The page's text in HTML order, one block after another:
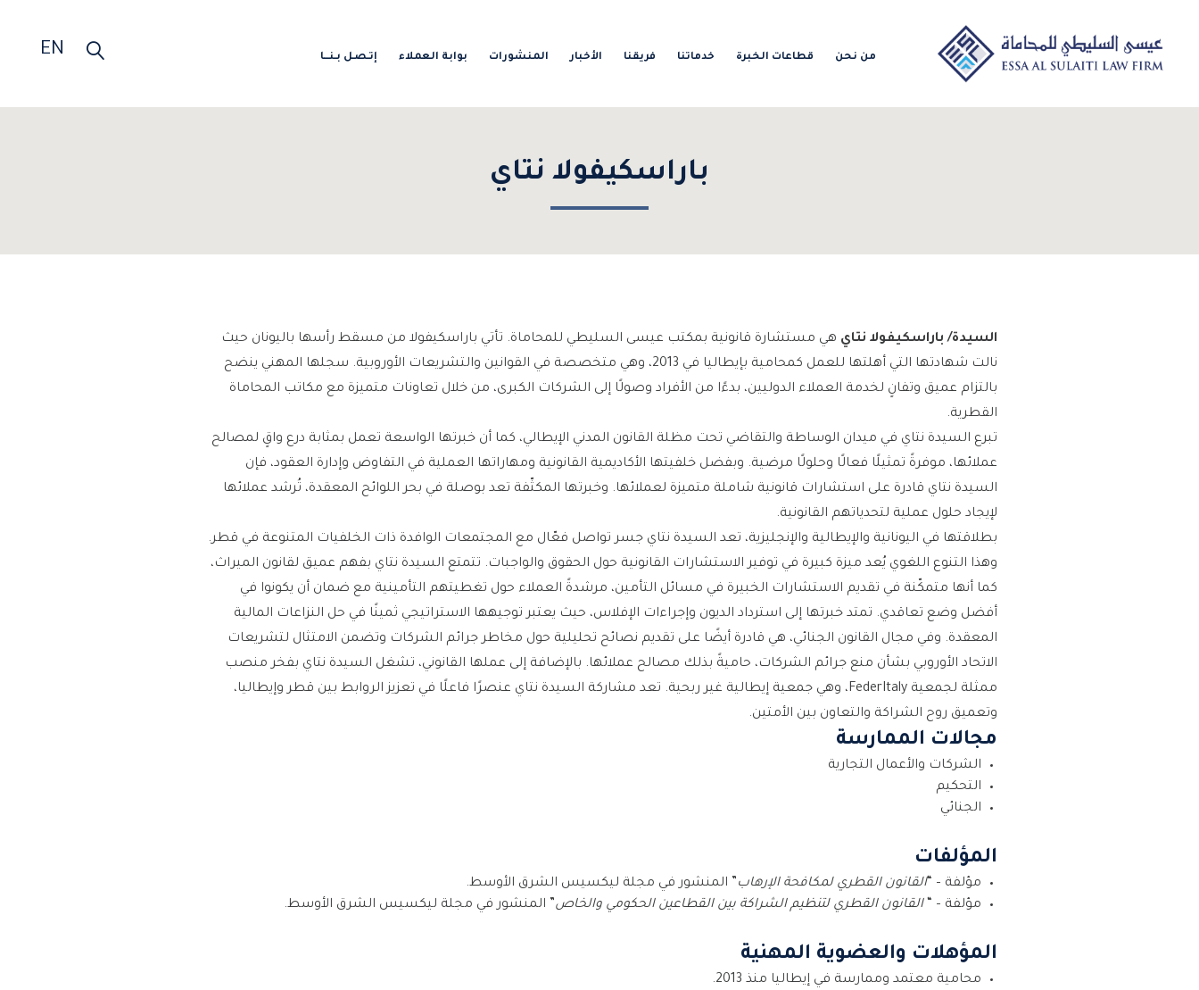
من نحن قطاعات الخبرة خدماتنا فريقنا الأخبار المنشورات بوابة العملاء إتـصـل بـنـــا EN
باراسكيفولا نتاي
السيدة/ باراسكيفولا نتاي هي مستشارة قانونية بمكتب عيسى السليطي للمحاماة. تأتي باراسكيفولا من مسقط رأسها باليونان حيث
نالت شهادتها التي أهلتها للعمل كمحامية بإيطاليا في 2013، وهي متخصصة في القوانين والتشريعات الأوروبية. سجلها المهني ينضح
بالتزام عميق وتفانٍ لخدمة العملاء الدوليين، بدءًا من الأفراد وصولًا إلى الشركات الكبرى، من خلال تعاونات متميزة مع مكاتب المحاماة
القطرية.
تبرع السيدة نتاي في ميدان الوساطة والتقاضي تحت مظلة القانون المدني الإيطالي، كما أن خبرتها الواسعة تعمل بمثابة درع واقٍ لمصالح
عملائها، موفرةً تمثيلًا فعالًا وحلولًا مرضية. وبفضل خلفيتها الأكاديمية القانونية ومهاراتها العملية في التفاوض وإدارة العقود، فإن
السيدة نتاي قادرة على استشارات قانونية شاملة متميزة لعملائها. وخبرتها المكثّفة تعد بوصلة في بحر اللوائح المعقدة، تُرشد عملائها
لإيجاد حلول عملية لتحدياتهم القانونية.
بطلاقتها في اليونانية والإيطالية والإنجليزية، تعد السيدة نتاي جسر تواصل فعّال مع المجتمعات الوافدة ذات الخلفيات المتنوعة في قطر.
وهذا التنوع اللغوي يُعد ميزة كبيرة في توفير الاستشارات القانونية حول الحقوق والواجبات. تتمتع السيدة نتاي بفهم عميق لقانون الميراث،
كما أنها متمكّنة في تقديم الاستشارات الخبيرة في مسائل التأمين، مرشدةً العملاء حول تغطيتهم التأمينية مع ضمان أن يكونوا في
أفضل وضع تعاقدي. تمتد خبرتها إلى استرداد الديون وإجراءات الإفلاس، حيث يعتبر توجيهها الاستراتيجي ثمينًا في حل النزاعات المالية
المعقدة. وفي مجال القانون الجنائي، هي قادرة أيضًا على تقديم نصائح تحليلية حول مخاطر جرائم الشركات وتضمن الامتثال لتشريعات
الاتحاد الأوروبي بشأن منع جرائم الشركات، حاميةً بذلك مصالح عملائها. بالإضافة إلى عملها القانوني، تشغل السيدة نتاي بفخر منصب
ممثلة لجمعية FederItaly، وهي جمعية إيطالية غير ربحية. تعد مشاركة السيدة نتاي عنصرًا فاعلًا في تعزيز الروابط بين قطر وإيطاليا،
وتعميق روح الشراكة والتعاون بين الأمتين.
مجالات الممارسة
الشركات والأعمال التجارية
التحكيم
الجنائي
المؤلفات
مؤلفة – “القانون القطري لمكافحة الإرهاب” المنشور في مجلة ليكسيس الشرق الأوسط.
مؤلفة – “
القانون القطري لتنظيم الشراكة بين القطاعين الحكومي والخاص” المنشور في مجلة ليكسيس الشرق الأوسط.
المؤهلات والعضوية المهنية
محامية معتمد وممارسة في إيطاليا منذ 2013.